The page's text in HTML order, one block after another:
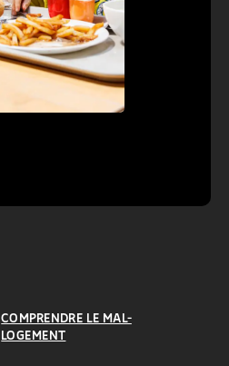
COMPRENDRE LE MAL-
LOGEMENT